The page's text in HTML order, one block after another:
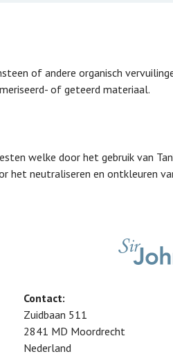
of andere organisch
of geteerd materiaal.
welke door het gebruik van
het neutraliseren en ontkleuren
Contact:
Zuidbaan 511
2841 MD Moordrecht
Nederland